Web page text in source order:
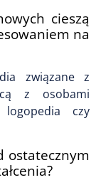
cieszą
na
związane z
z osobami
czy
ostatecznym